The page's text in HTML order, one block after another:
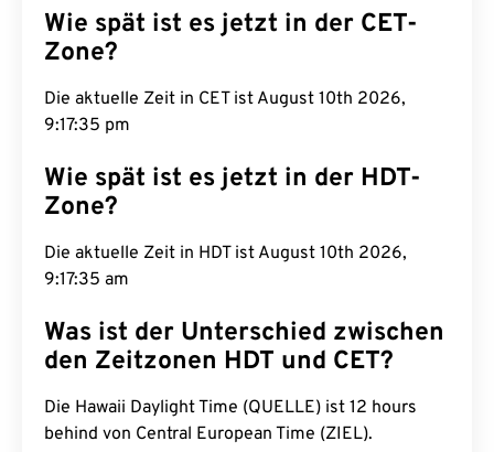
Wie spät ist es jetzt in der CET-
Zone?
Die aktuelle Zeit in CET ist August 10th 2026,
9:17:36 pm
Wie spät ist es jetzt in der HDT-
Zone?
Die aktuelle Zeit in HDT ist August 10th 2026,
9:17:36 am
Was ist der Unterschied zwischen
den Zeitzonen HDT und CET?
Die Hawaii Daylight Time (QUELLE) ist 12 hours
behind von Central European Time (ZIEL).